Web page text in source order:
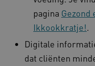
pagina Gezond
Ikkookkratje!.
Digitale
dat cliënten
AWSALBCORS